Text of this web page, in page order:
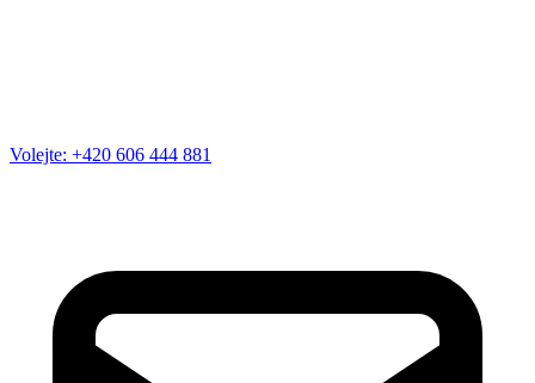
Volejte: +420 606 444 881